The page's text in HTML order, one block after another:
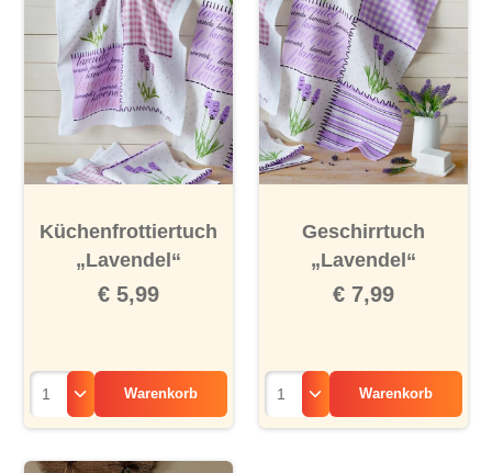
Küchenfrottiertuch
„Lavendel“
€ 5,99
Warenkorb
Geschirrtuch
„Lavendel“
€ 7,99
Warenkorb